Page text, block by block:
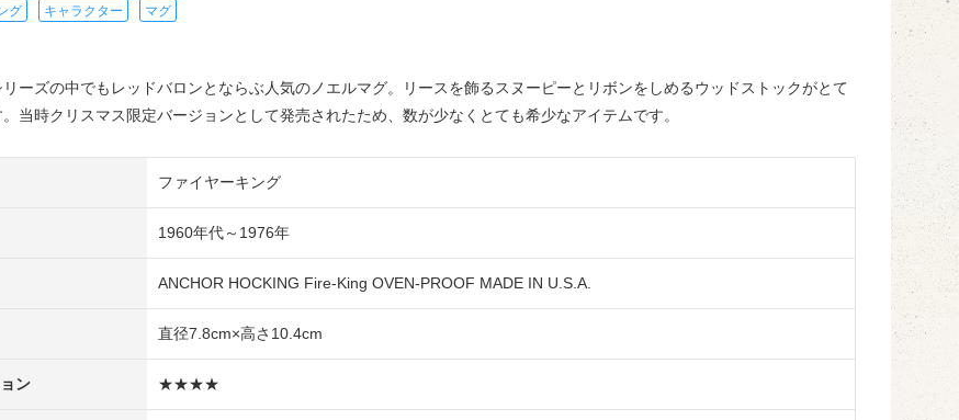
グ キャラクター マグ
リーズの中でもレッドバロンとならぶ人気のノエルマグ。リースを飾るスヌーピーとリボンをしめるウッドストックがとて
当時クリスマス限定バージョンとして発売されたため、数が少なくとても希少なアイテムです。
ファイヤーキング
1960年代～1976年
ANCHOR HOCKING Fire-King OVEN-PROOF MADE IN U.S.A.
直径7.8cm×高さ10.4cm
ン ★★★★